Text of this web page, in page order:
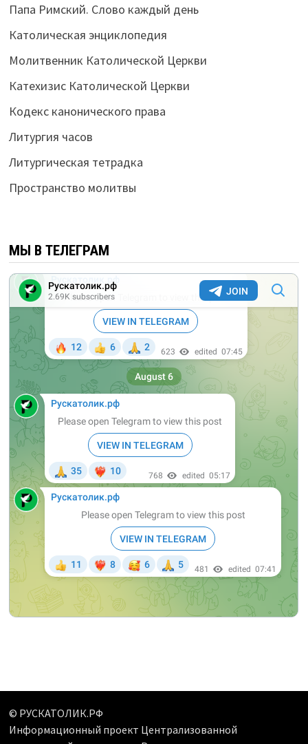
Папа Римский. Слово каждый день
Католическая энциклопедия
Молитвенник Католической Церкви
Катехизис Католической Церкви
Кодекс канонического права
Литургия часов
Литургическая тетрадка
Пространство молитвы
МЫ В ТЕЛЕГРАМ
© РУСКАТОЛИК.РФ
Информационный проект Централизованной